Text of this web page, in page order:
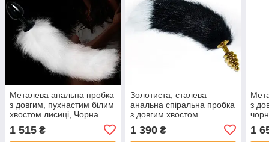
Металева анальна пробка
з довгим, пухнастим білим
хвостом лисиці, Чорна
1 515 ₴
Золотиста, сталева
анальна спіральна пробка
з довгим хвостом
1 390₴
з
1